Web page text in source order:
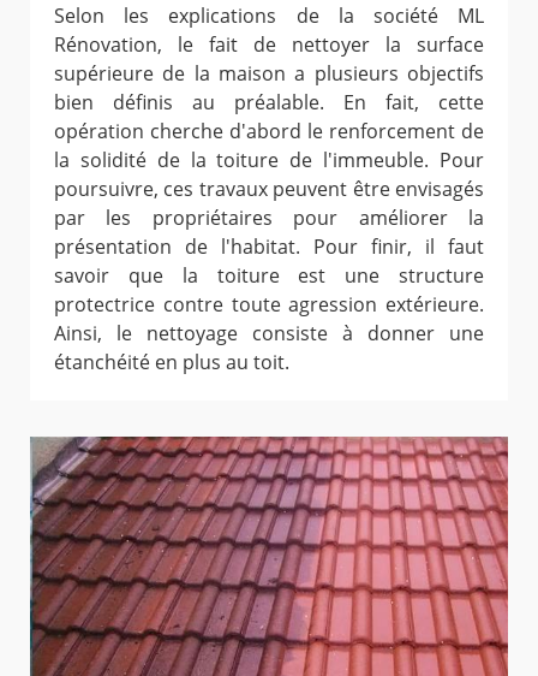
Selon les explications de la société ML
Rénovation, le fait de nettoyer la surface
supérieure de la maison a plusieurs objectifs
bien définis au préalable. En fait, cette
opération cherche d'abord le renforcement de
la solidité de la toiture de l'immeuble. Pour
poursuivre, ces travaux peuvent être envisagés
par les propriétaires pour améliorer la
présentation de l'habitat. Pour finir, il faut
savoir que la toiture est une structure
protectrice contre toute agression extérieure.
Ainsi, le nettoyage consiste à donner une
étanchéité en plus au toit.